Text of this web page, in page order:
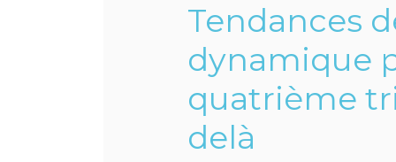
Tendances
dynamique
quatrième
delà